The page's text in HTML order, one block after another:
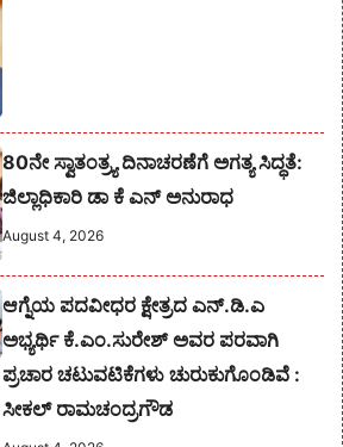
80ನೇ ಸ್ವಾತಂತ್ರ್ಯ ದಿನಾಚರಣೆಗೆ ಅಗತ್ಯ ಸಿದ್ಧತೆ:
ಜಿಲ್ಲಾಧಿಕಾರಿ ಡಾ ಕೆ ಎನ್ ಅನುರಾಧ
August 4, 2026
ಆಗ್ನೆಯ ಪದವೀಧರ ಕ್ಷೇತ್ರದ ಎನ್.ಡಿ.ಎ
ಅಭ್ಯರ್ಥಿ ಕೆ.ಎಂ.ಸುರೇಶ್‌ ಅವರ ಪರವಾಗಿ
ಪ್ರಚಾರ ಚಟುವಟಿಕೆಗಳು ಚುರುಕುಗೊಂಡಿವೆ :
ಸೀಕಲ್ ರಾಮಚಂದ್ರಗೌಡ